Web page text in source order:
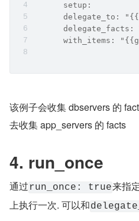
      setup:
delegate_to:
delegate_facts:
with_items:
该例子会收集 dbservers 的
去收集 app_servers 的 facts
4. run_once
通过 run_once: true来指
上执行一次. 可以和